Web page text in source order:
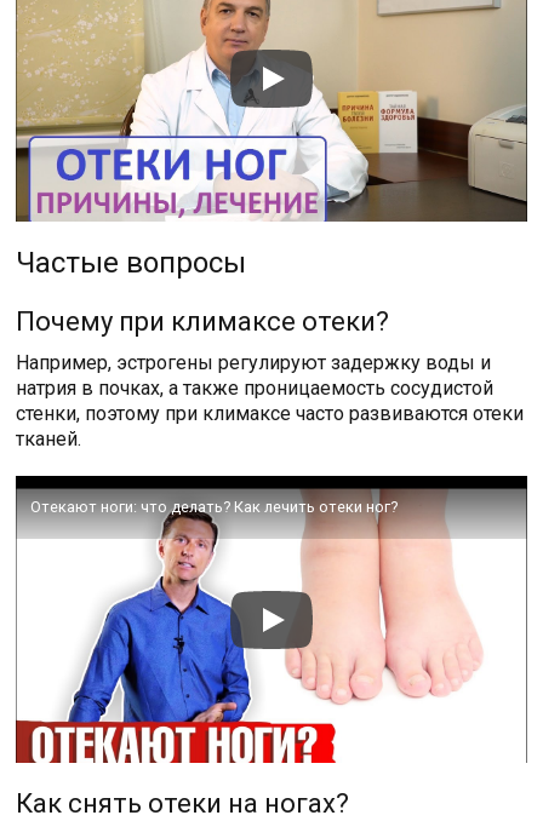
Частые вопросы
Почему при климаксе отеки?
Например, эстрогены регулируют задержку воды и
натрия в почках, а также проницаемость сосудистой
стенки, поэтому при климаксе часто развиваются отеки
тканей.
Отекают ноги: что делать? Как лечить отеки ног?
Как снять отеки на ногах?